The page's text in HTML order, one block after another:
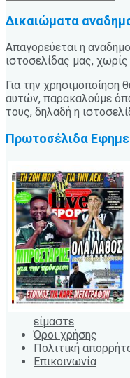
Δικαιώματα
Απαγορεύεται η
ιστοσελίδας μας,
Για την
αυτών, παρακαλούμε
τους, δηλαδή η
Πρωτοσέλιδα
είμαστε
Όροι χρήσης
Πολιτική
Επικοινωνία